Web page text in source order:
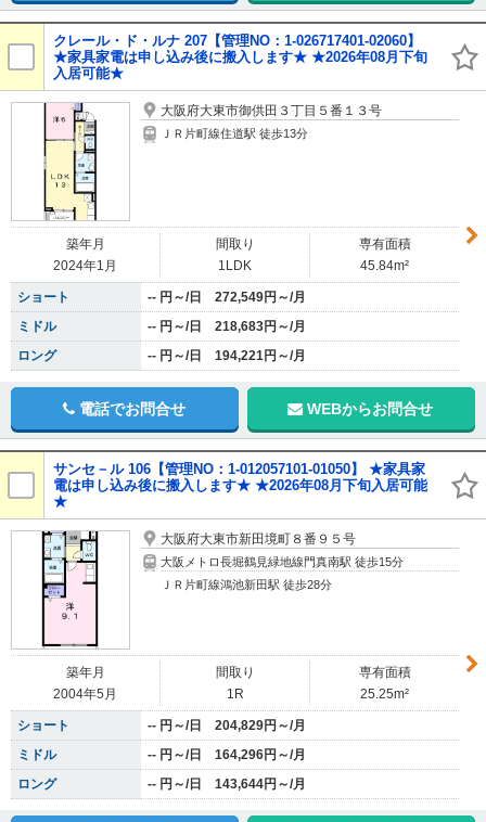
クレール・ド・ルナ 207【管理NO：1-026717401-02060】
★家具家電は申し込み後に搬入します★ ★2026年08月下旬
入居可能★
大阪府大東市御供田３丁目５番１３号
ＪＲ片町線住道駅 徒歩13分
築年月
2024年1月
間取り
1LDK
専有面積
45.84m²
ショート
-- 円～/日 272,549円～/月
ミドル
-- 円～/日 218,683円～/月
ロング
-- 円～/日 194,221円～/月
電話でお問合せ WEBからお問合せ
サンセ－ル 106【管理NO：1-012057101-01050】 ★家具家
電は申し込み後に搬入します★ ★2026年08月下旬入居可能
★
大阪府大東市新田境町８番９５号
大阪メトロ長堀鶴見緑地線門真南駅 徒歩15分
ＪＲ片町線鴻池新田駅 徒歩28分
築年月
2004年5月
間取り
1R
専有面積
25.25m²
ショート
-- 円～/日 204,829円～/月
ミドル
-- 円～/日 164,296円～/月
ロング
-- 円～/日 143,644円～/月